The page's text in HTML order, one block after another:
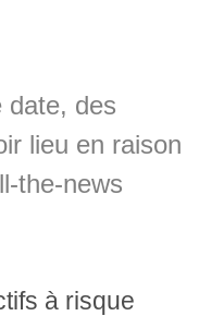
date, des
lieu en raison
the-news
à risque